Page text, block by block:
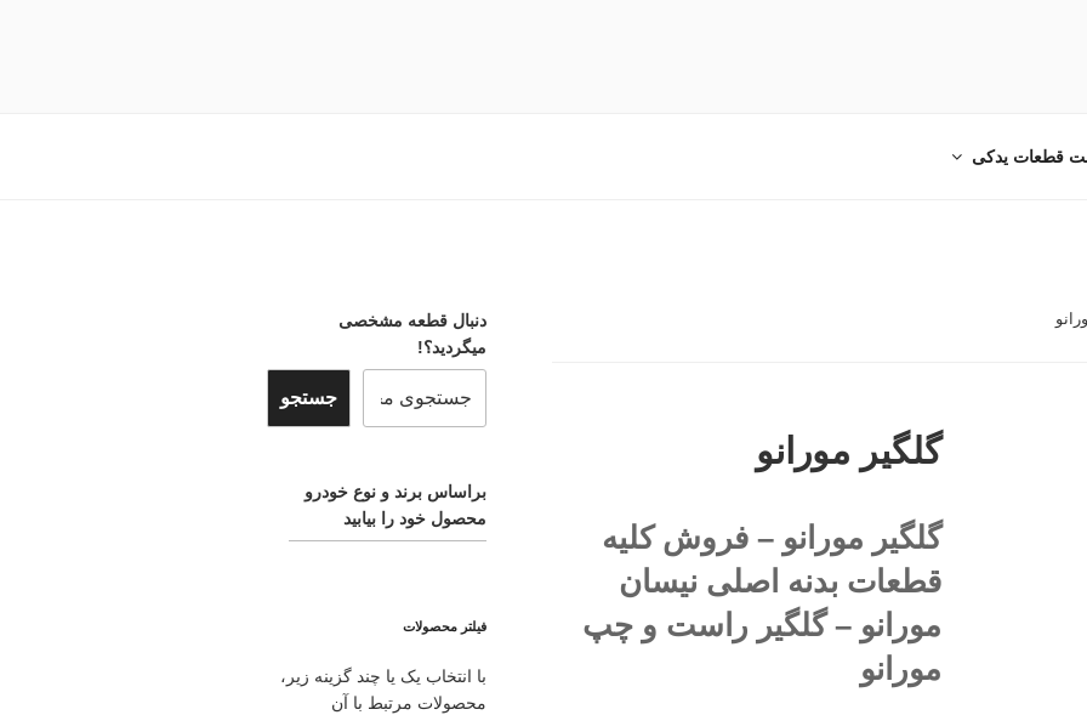
قطعات یدکی
گلگیر مورانو
گلگیر مورانو – فروش کلیه
قطعات بدنه اصلی نیسان
مورانو – گلگیر راست و چپ
مورانو
دنبال قطعه مشخصی
میگردید؟!
جستجو
براساس برند و نوع خودرو
محصول خود را بیابید
فیلتر محصولات
با انتخاب یک یا چند گزینه زیر،
محصولات مرتبط با آن